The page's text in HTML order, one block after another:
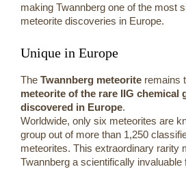
making Twannberg one of the most
meteorite discoveries in Europe.
Unique in Europe
The Twannberg meteorite remains
meteorite of the rare IIG chemical
discovered in Europe.
Worldwide, only six meteorites are
group out of more than 1,250
meteorites. This extraordinary rarity
Twannberg a scientifically invaluable